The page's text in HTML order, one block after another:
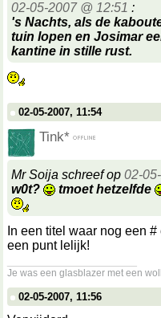
02-05-2007 @ 12:51 :
's Nachts, als de
tuin lopen en Josimar
kantine in stille rust.
02-05-2007, 11:54
Tink*
Mr Soija schreef op 02-
w0t?
tmoet hetzelfde
In een titel waar nog een
een punt lelijk!
Je was een glasblazer met een
02-05-2007, 11:56